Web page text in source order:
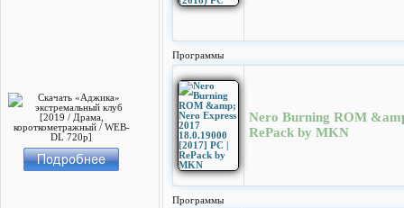
Программы
Nero Burning ROM
RePack by MKN
Программы